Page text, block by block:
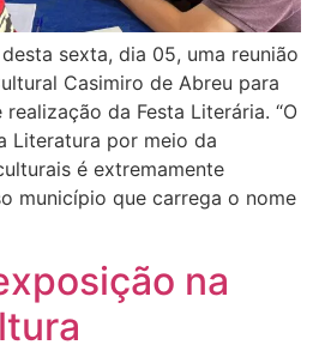
sexta, dia 05, uma reunião
Casimiro de Abreu para
da Festa Literária. “O
Literatura por meio da
é extremamente
município que carrega o nome
na